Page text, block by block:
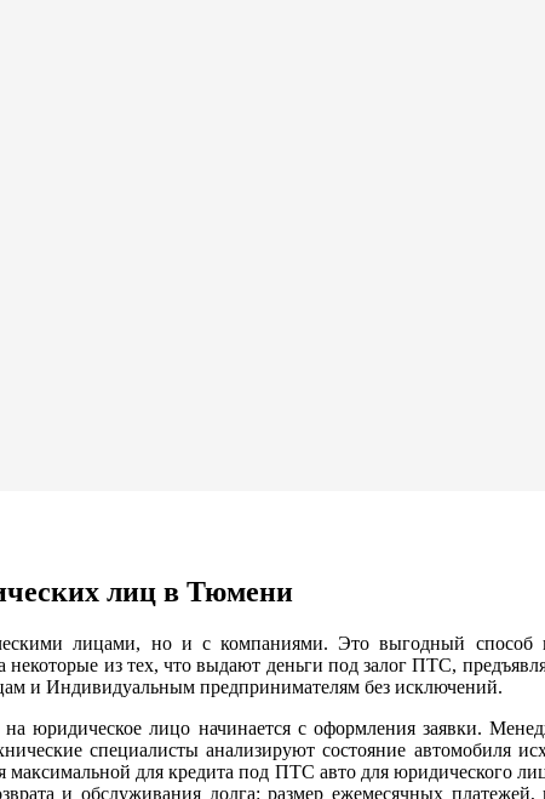
лиц в Тюмени
лицами, но и с компаниями. Это выгодный способ
из тех, что выдают деньги под залог ПТС,
и Индивидуальным предпринимателям без исключений.
юридическое лицо начинается с оформления заявки.
специалисты анализируют состояние автомобиля
для кредита под ПТС авто для юридического
и обслуживания долга: размер ежемесячных